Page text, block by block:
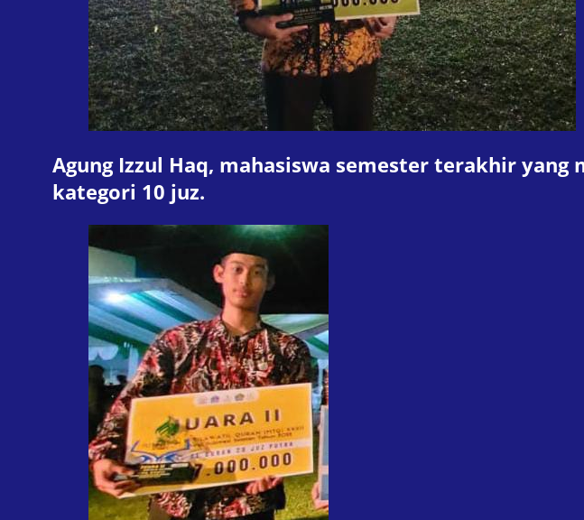
Agung Izzul Haq, mahasiswa semester terakhir
kategori 10 juz.